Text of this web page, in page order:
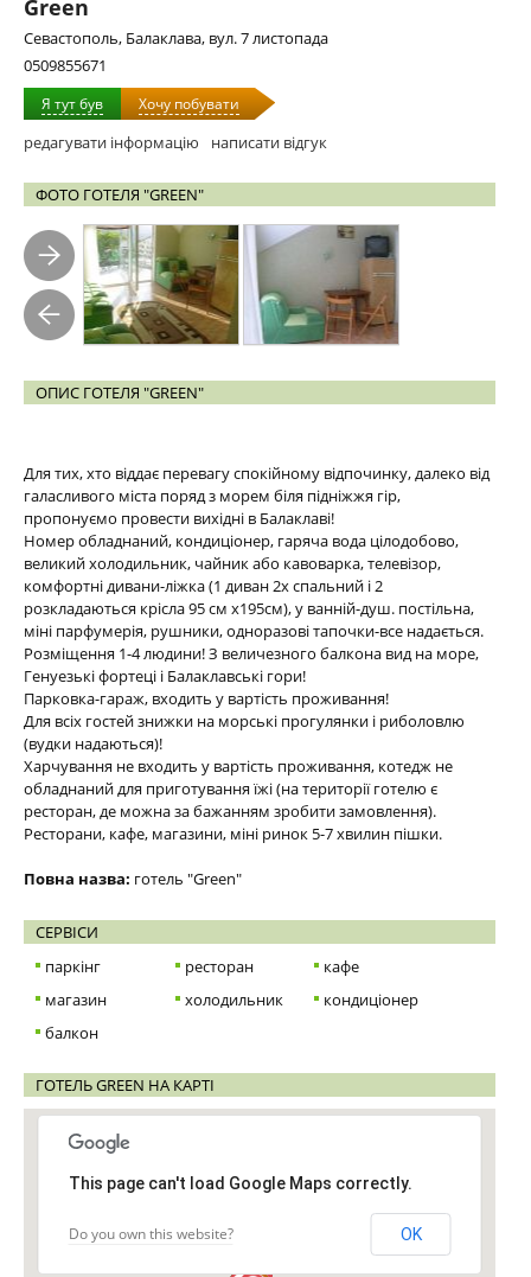
Green
Севастополь, Балаклава, вул. 7 листопада
0509855671
Я тут був Хочу побувати
редагувати інформацію написати відгук
ФОТО ГОТЕЛЯ "GREEN"
ОПИС ГОТЕЛЯ "GREEN"
Для тих, хто віддає перевагу спокійному відпочинку, далеко від
галасливого міста поряд з морем біля підніжжя гір,
пропонуємо провести вихідні в Балаклаві!
Номер обладнаний, кондиціонер, гаряча вода цілодобово,
великий холодильник, чайник або кавоварка, телевізор,
комфортні дивани-ліжка (1 диван 2х спальний і 2
розкладаються крісла 95 см х195см), у ванній-душ. постільна,
міні парфумерія, рушники, одноразові тапочки-все надається.
Розміщення 1-4 людини! З величезного балкона вид на море,
Генуезькі фортеці і Балаклавські гори!
Парковка-гараж, входить у вартість проживання!
Для всіх гостей знижки на морські прогулянки і риболовлю
(вудки надаються)!
Харчування не входить у вартість проживання, котедж не
обладнаний для приготування їжі (на території готелю є
ресторан, де можна за бажанням зробити замовлення).
Ресторани, кафе, магазини, міні ринок 5-7 хвилин пішки.
Повна назва: готель "Green"
СЕРВІСИ
паркінг
ресторан
кафе
магазин
холодильник
кондиціонер
балкон
ГОТЕЛЬ GREEN НА КАРТІ
This page can't load Google Maps correctly.
Do you own this website? OK